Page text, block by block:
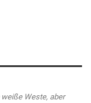
Weste, aber